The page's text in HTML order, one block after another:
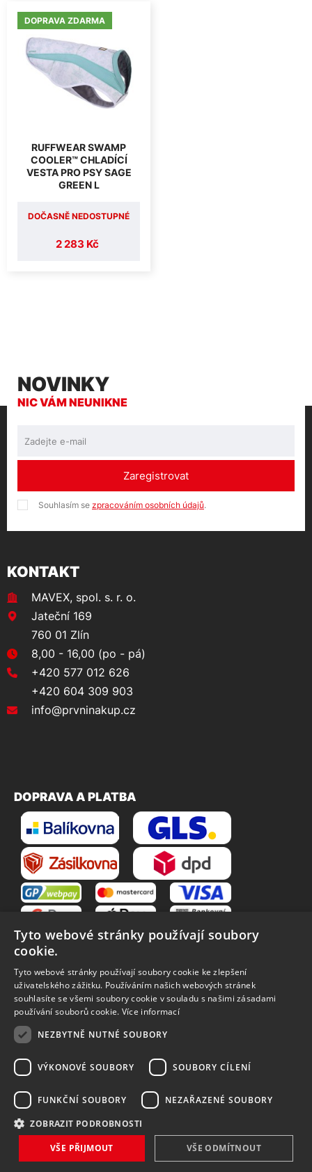
DOPRAVA ZDARMA
RUFFWEAR SWAMP
COOLER™ CHLADÍCÍ
VESTA PRO PSY SAGE
GREEN L
2 283 Kč
DOČASNĚ NEDOSTUPNÉ
NOVINKY
NIC VÁM NEUNIKNE
Zaregistrovat
Souhlasím se zpracováním osobních údajů.
KONTAKT
MAVEX, spol. s. r. o.
Jateční 169
760 01 Zlín
8,00 - 16,00 (po - pá)
+420 577 012 626
+420 604 309 903
info@prvninakup.cz
DOPRAVA A PLATBA
VŠE O NÁKUPU
O nás
Obchodní podmínky
Reklamační řád
Vrácení zboží
Zpracování osobních údajů
Způsoby dopravy
Copyright 2026 MAVEX, spol. s r.o. Všechna práva vyhrazena
Tyto webové stránky používají soubory
cookie.
Tyto webové stránky používají soubory cookie ke zlepšení
uživatelského zážitku. Používáním našich webových stránek
souhlasíte se všemi soubory cookie v souladu s našimi zásadami
používání souborů cookie. Více informací
NEZBYTNĚ NUTNÉ SOUBORY
VÝKONOVÉ SOUBORY SOUBORY CÍLENÍ
FUNKČNÍ SOUBORY NEZAŘAZENÉ SOUBORY
ZOBRAZIT PODROBNOSTI
VŠE PŘIJMOUT VŠE ODMÍTNOUT